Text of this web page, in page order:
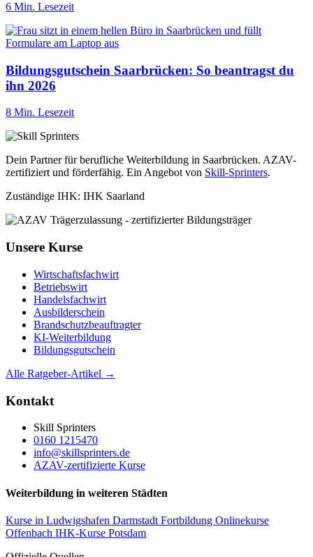
6 Min. Lesezeit
Bildungsgutschein Saarbrücken: So beantragst du
ihn 2026
8 Min. Lesezeit
Dein Partner für berufliche Weiterbildung in Saarbrücken. AZAV-
zertifiziert und förderfähig. Ein Angebot von Skill-Sprinters.
Zuständige IHK: IHK Saarland
Unsere Kurse
Wirtschaftsfachwirt
Betriebswirt
Handelsfachwirt
Ausbilderschein
Brandschutzbeauftragter
KI-Weiterbildung
Bildungsgutschein
Alle Ratgeber-Artikel →
Kontakt
Skill Sprinters
0160 1215470
info@skillsprinters.de
AZAV-zertifizierte Kurse
Weiterbildung in weiteren Städten
Kurse in Ludwigshafen Darmstadt Fortbildung Onlinekurse
Offenbach IHK-Kurse Potsdam